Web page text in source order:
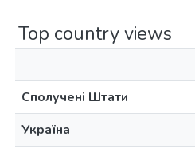
Top country views
Сполучені Штати
Україна